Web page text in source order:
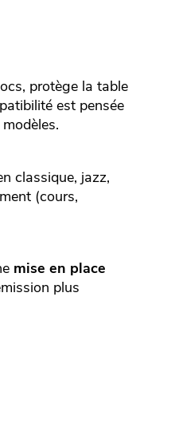
protège la table
est pensée
classique, jazz,
(cours,
mise en place
plus